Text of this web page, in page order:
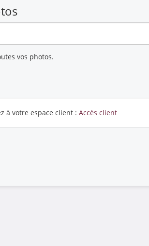
vos photos.
à votre espace client : Accès client